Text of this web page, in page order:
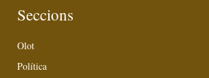
Seccions
Olot
Política